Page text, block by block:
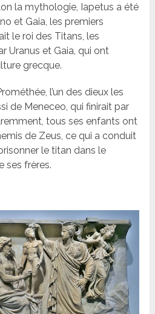
la mythologie, Iapetus a été
et Gaia, les premiers
le roi des Titans, les
Uranus et Gaia, qui ont
grecque.
l’un des dieux les
de Meneceo, qui finirait par
tous ses enfants ont
de Zeus, ce qui a conduit
le titan dans le
ses frères.